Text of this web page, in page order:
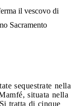
il vescovo di
Sacramento
sequestrate nella
situata nella
tratta di cinque